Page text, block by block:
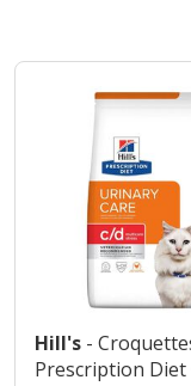
Hill's -
Prescription Diet